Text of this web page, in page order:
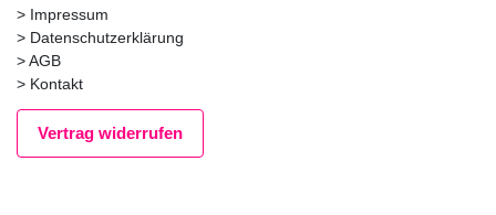
> Impressum
> Datenschutzerklärung
>AGB
> Kontakt
Vertrag widerrufen